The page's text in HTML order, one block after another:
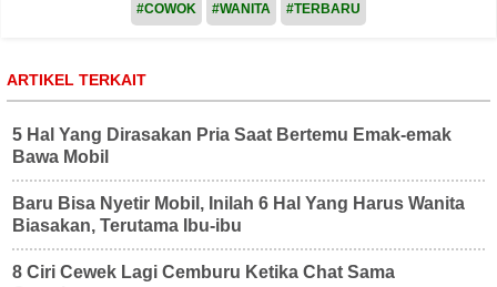
#COWOK #WANITA #TERBARU
ARTIKEL TERKAIT
5 Hal Yang Dirasakan Pria Saat Bertemu Emak-emak
Bawa Mobil
Baru Bisa Nyetir Mobil, Inilah 6 Hal Yang Harus Wanita
Biasakan, Terutama Ibu-ibu
8 Ciri Cewek Lagi Cemburu Ketika Chat Sama